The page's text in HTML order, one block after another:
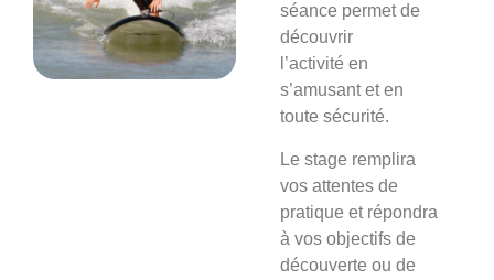
séance permet de
découvrir
l’activité en
s’amusant et en
toute sécurité.
Le stage remplira
vos attentes de
pratique et répondra
à vos objectifs de
découverte ou de